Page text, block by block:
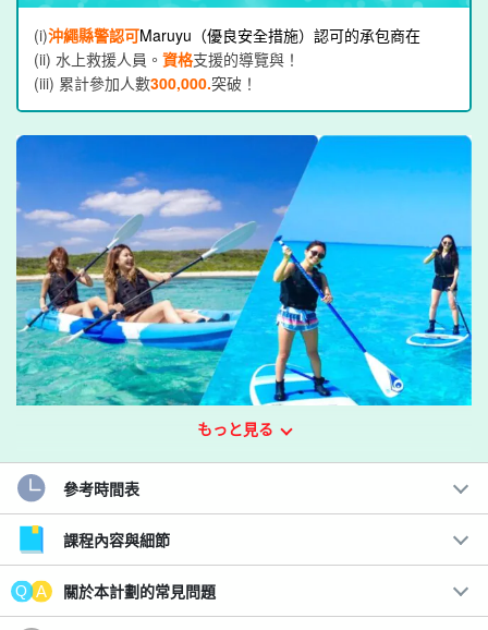
(i)沖繩縣警認可Maruyu（優良安全措施）認可的承包商在
(ii) 水上救援人員。 資格支援的導覽與！
(iii) 累計參加人數300,000.突破！
在宮古島（Miyako Island）壯觀的海灘上划獨木舟。
在代表 Miyako 宮古島的壯觀海域中，您可以選擇 SUP 或獨木舟等
受歡迎的活動。請盡情享用！
もっと見る
參考時間表
課程內容與細節
關於本計劃的常見問題